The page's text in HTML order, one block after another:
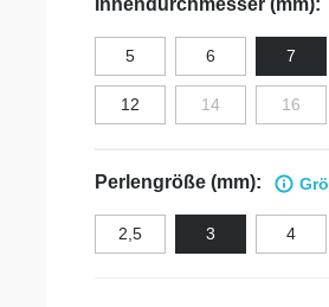
Innendurchmesser (mm):
5 6 7
12 14 16
Perlengröße (mm):
2,5 3 4